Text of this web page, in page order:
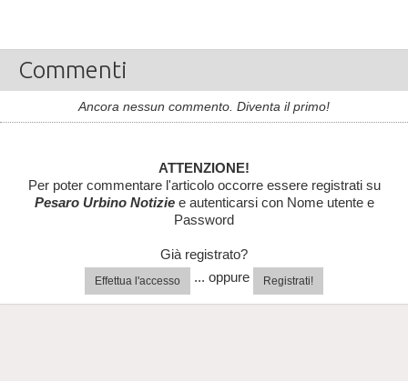
Commenti
Ancora nessun commento. Diventa il primo!
ATTENZIONE!
Per poter commentare l'articolo occorre essere registrati su
Pesaro Urbino Notiziee autenticarsi con Nome utente e
Password
Già registrato?
Effettua l'accesso ... oppure Registrati!